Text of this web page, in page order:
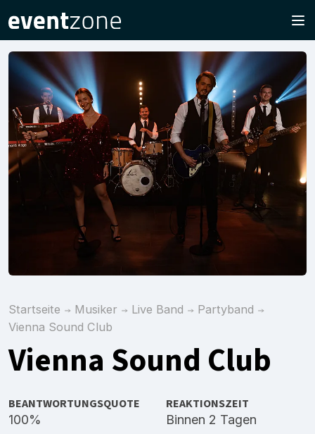
Startseite Musiker Live Band
Partyband
Vienna Sound Club
Vienna Sound Club
BEANTWORTUNGSQUOTE
100%
REAKTIONSZEIT
Binnen 2 Tagen